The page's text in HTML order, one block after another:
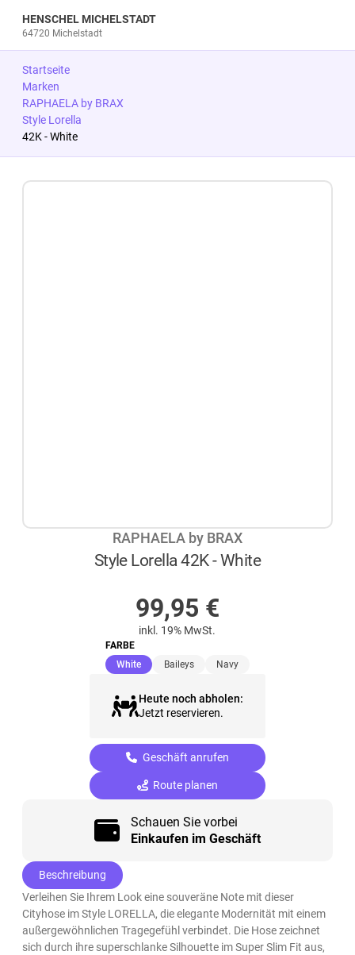
HENSCHEL MICHELSTADT
64720 Michelstadt
Startseite
Marken
RAPHAELA by BRAX
Style Lorella
42K - White
RAPHAELA by BRAX
Style Lorella 42K - White
99,95 €
inkl. 19% MwSt.
FARBE
White(ausgewählt)
Baileys Navy
Heute noch abholen:
Jetzt reservieren.
Geschäft anrufen
Route planen
Schauen Sie vorbei
Einkaufen im Geschäft
Beschreibung
Verleihen Sie Ihrem Look eine souveräne Note mit dieser
Cityhose im Style LORELLA, die elegante Modernität mit einem
außergewöhnlichen Tragegefühl verbindet. Die Hose zeichnet
sich durch ihre superschlanke Silhouette im Super Slim Fit aus,